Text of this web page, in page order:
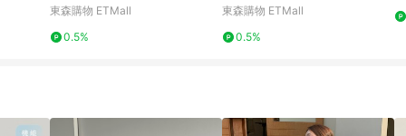
東森購物 ETMall
0.5%
甲女
東森購物 ETMall
0.5%